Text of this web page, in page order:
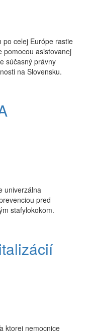
po celej Európe rastie
pomocou asistovanej
súčasný právny
na Slovensku.
univerzálna
pred
stafylokokom.
ktorej nemocnice